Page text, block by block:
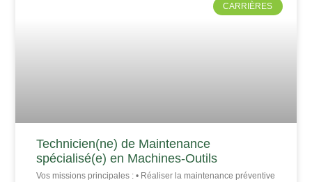
CARRIÈRES
Technicien(ne) de Maintenance
spécialisé(e) en Machines-Outils
Vos missions principales : • Réaliser la maintenance préventive